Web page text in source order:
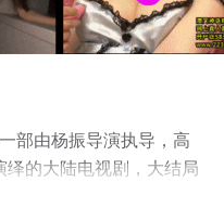
部由杨振导演执导，高
绎的大陆电视剧，大结局
机免费观看高清无删减